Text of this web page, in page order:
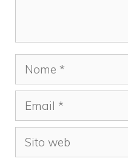
Nome
Email
Sito
web